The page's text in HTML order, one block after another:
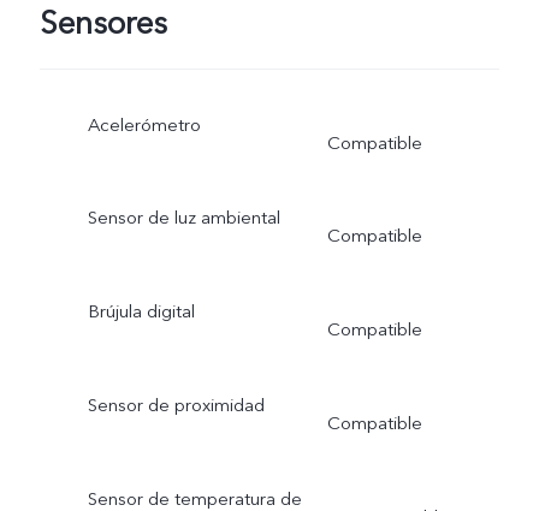
Sensores
Acelerómetro
Compatible
Sensor de luz ambiental
Compatible
Brújula digital
Compatible
Sensor de proximidad
Compatible
Sensor de temperatura de